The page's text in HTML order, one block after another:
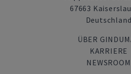
67663
Deutschland
ÜBER
KARRIERE
NEWSROOM